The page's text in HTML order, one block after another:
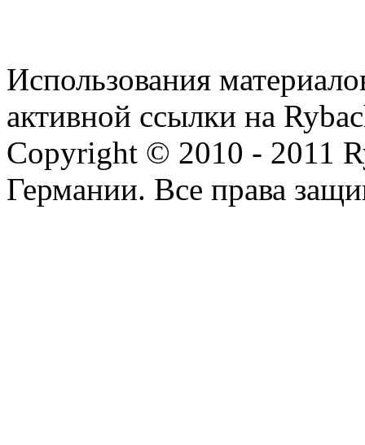
Использования
активной ссылки на
Copyright © 2010 - 2011
Германии. Все права